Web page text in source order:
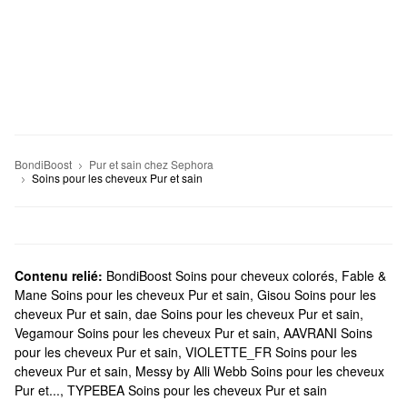
BondiBoost
Pur et sain chez Sephora
Soins pour les cheveux Pur et sain
Contenu relié: BondiBoost Soins pour cheveux colorés, Fable &
Mane Soins pour les cheveux Pur et sain, Gisou Soins pour les
cheveux Pur et sain, dae Soins pour les cheveux Pur et sain,
Vegamour Soins pour les cheveux Pur et sain, AAVRANI Soins
pour les cheveux Pur et sain, VIOLETTE_FR Soins pour les
cheveux Pur et sain, Messy by Alli Webb Soins pour les cheveux
Pur et..., TYPEBEA Soins pour les cheveux Pur et sain